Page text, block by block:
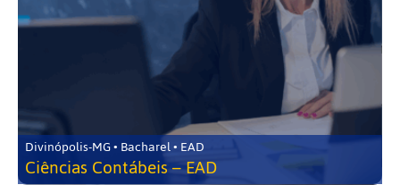
Divinópolis-MG • Bacharel • EAD
Ciências Contábeis – EAD